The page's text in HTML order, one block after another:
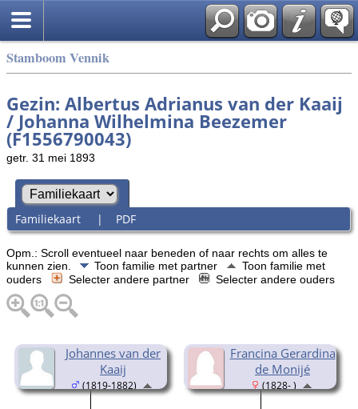
Stamboom Vennik
Gezin: Albertus Adrianus van der Kaaij
/ Johanna Wilhelmina Beezemer
(F1556790043)
getr. 31 mei 1893
Familiekaart | PDF
Opm.: Scroll eventueel naar beneden of naar rechts om alles te
kunnen zien.
Toon familie met partner
Toon familie met
ouders
Selecter andere partner Selecter andere ouders
Johannes van der
Kaaij
(1819-1882)
Francina Gerardina
de Monijé
(1828- )